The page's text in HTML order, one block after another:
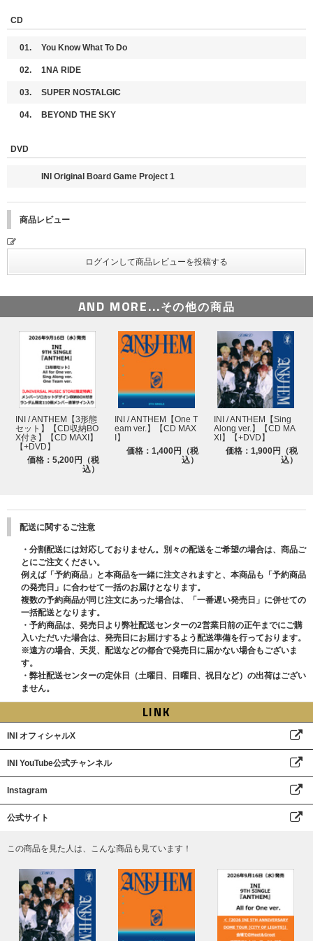
【D賞】ケミミニオンライントーク会(合計250名様)
各ユニットとのオンライントーク会…各ユニット50名様／合計250名様
・池﨑理人、後藤威尊、髙塚大夢 ・尾崎匠海、佐野雄大 ・木村柾哉、松
各メンバーとの個別オンライントーク会…各メンバー150名様／合計1,650
┗ 【C賞】【D賞】【E賞】2026年10月18日(日)開催予定
※開催日は変更になる可能性がございます。
【INI賞】INIメンバー個別動画コメント
す。あらかじめご了承ください。
【応募期間】
2026年９月15日(火) 11:00 ～ 2026年10月1日(木) 23:59
応募期間：2026年9月15日(火) 11:00 ～ 2026年9月20日(日) 23:59
当落発表：2026年9月30日(水) 20:00頃
応募期間：2026年9月21日(月祝) 11:00 ～ 2026年10月1日(木) 23:59
当落発表：2026年10月8日(木) 20:00頃
※応募抽選特典の詳細は公式サイトをご確認ください。
※初回プレス分のみの封入特典となります。初回分終了後も商品ページの表
記の変更はございません。ご了承ください。
応募抽選特典の詳細はこちら（外部サイトへ移動します）
CD
01. You Know What To Do
02. 1NA RIDE
03. SUPER NOSTALGIC
04. BEYOND THE SKY
DVD
INI Original Board Game Project 1
商品レビュー
AND MORE...その他の商品
INI / ANTHEM【3形態
セット】【CD収納BO
X付き】【CD MAXI】
【+DVD】
価格：5,200円（税
込）
INI / ANTHEM【One T
eam ver.】【CD MAX
I】
価格：1,400円（税
込）
INI / ANTHEM【Sing
Along ver.】【CD MA
XI】【+DVD】
価格：1,900円（税
込）
配送に関するご注意
・ 分割配送には対応しておりません。別々の配送をご希望の場合は、商品ご
とにご注文ください。
例えば「予約商品」と本商品を一緒に注文されますと、本商品も「予約商品
の発売日」に合わせて一括のお届けとなります。
複数の予約商品が同じ注文にあった場合は、「一番遅い発売日」に併せての
一括配送となります。
・予約商品は、 発売日より弊社配送センターの2営業日前の正午までにご購
入いただいた場合は、 発売日にお届けするよう配送準備を行っております。
※遠方の場合、天災、配送などの都合で発売日に届かない場合もございま
す。
・弊社配送センターの定休日（土曜日、日曜日、祝日など）の出荷はござい
ません。
LINK
INI オフィシャルX
INI YouTube公式チャンネル
Instagram
公式サイト
この商品を見た人は、こんな商品も見ています！